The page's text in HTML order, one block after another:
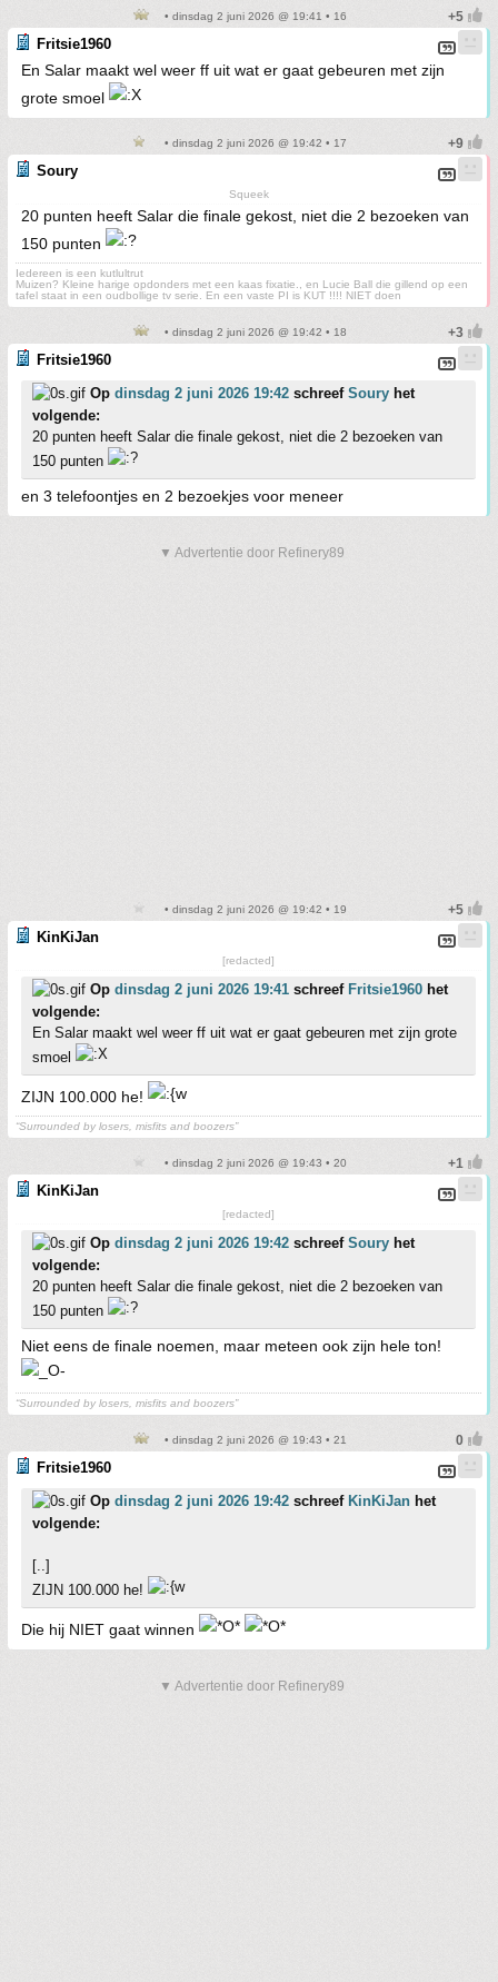
• dinsdag 2 juni 2026 @ 19:41 • 16
Fritsie1960
En Salar maakt wel weer ff uit wat er gaat gebeuren met zijn
grote smoel
• dinsdag 2 juni 2026 @ 19:42 • 17
Soury
Squeek
20 punten heeft Salar die finale gekost, niet die 2 bezoeken van
150 punten
Iedereen is een kutlultrut
Muizen? Kleine harige opdonders met een kaas fixatie., en Lucie Ball die gillend op een
tafel staat in een oudbollige tv serie. En een vaste PI is KUT !!!! NIET doen
• dinsdag 2 juni 2026 @ 19:42 • 18
Fritsie1960
Op dinsdag 2 juni 2026 19:42 schreef Soury het
volgende:
20 punten heeft Salar die finale gekost, niet die 2 bezoeken van
150 punten
en 3 telefoontjes en 2 bezoekjes voor meneer
▼ Advertentie door Refinery89
• dinsdag 2 juni 2026 @ 19:42 • 19
KinKiJan
[redacted]
Op dinsdag 2 juni 2026 19:41 schreef Fritsie1960 het
volgende:
En Salar maakt wel weer ff uit wat er gaat gebeuren met zijn grote
smoel
ZIJN 100.000 he!
“Surrounded by losers, misfits and boozers”
• dinsdag 2 juni 2026 @ 19:43 • 20
KinKiJan
[redacted]
Op dinsdag 2 juni 2026 19:42 schreef Soury het
volgende:
20 punten heeft Salar die finale gekost, niet die 2 bezoeken van
150 punten
Niet eens de finale noemen, maar meteen ook zijn hele ton!
“Surrounded by losers, misfits and boozers”
• dinsdag 2 juni 2026 @ 19:43 • 21
Fritsie1960
Op dinsdag 2 juni 2026 19:42 schreef KinKiJan het
volgende:
[..]
ZIJN 100.000 he!
Die hij NIET gaat winnen
▼ Advertentie door Refinery89